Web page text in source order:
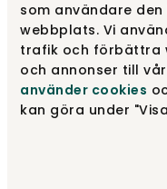
som användare
webbplats. Vi
trafik och förbättra
och annonser till
använder cookies
kan göra under
Optic Soft Sofabord |
Rundt H36